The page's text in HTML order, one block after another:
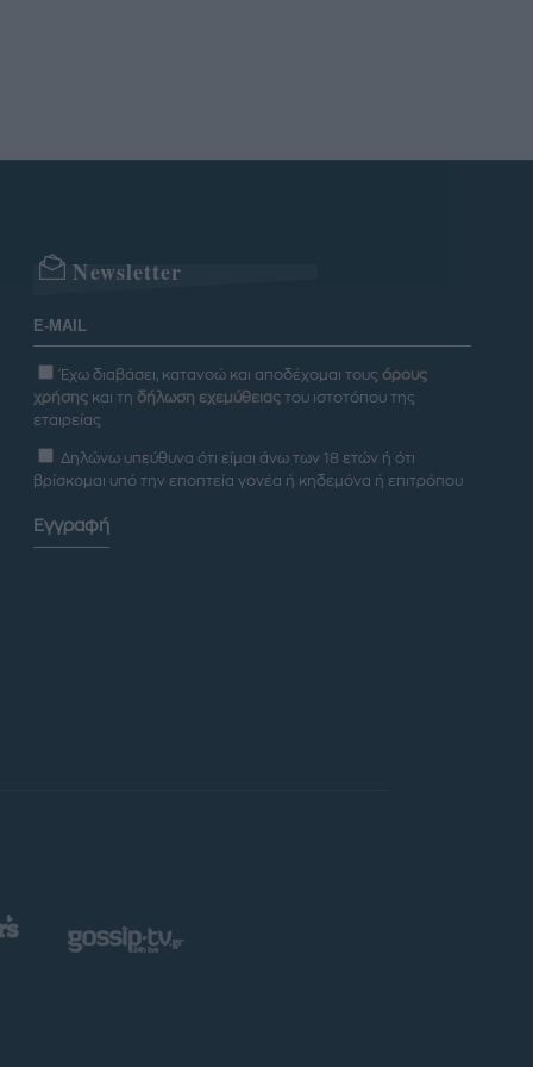
Newsletter
Έχω διαβάσει, κατανοώ και αποδέχομαι τους όρους
χρήσης και τη δήλωση εχεμύθειας του ιστοτόπου της
εταιρείας
Δηλώνω υπεύθυνα ότι είμαι άνω των 18 ετών ή ότι
βρίσκομαι υπό την εποπτεία γονέα ή κηδεμόνα ή επιτρόπου
Εγγραφή